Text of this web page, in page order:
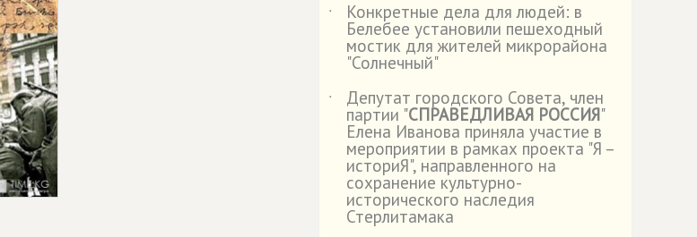
˙
Конкретные дела для людей: в
Белебее установили пешеходный
мостик для жителей микрорайона
"Солнечный"
˙
Депутат городского Совета, член
партии "СПРАВЕДЛИВАЯ РОССИЯ"
Елена Иванова приняла участие в
мероприятии в рамках проекта "Я –
историЯ", направленного на
сохранение культурно-
исторического наследия
Стерлитамака